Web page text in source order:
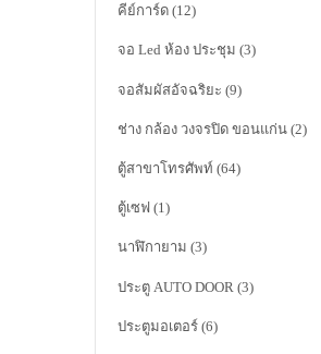
คีย์การ์ด (12)
จอ Led ห้อง ประชุม (3)
จอสัมผัสอัจฉริยะ (9)
ช่าง กล้อง วงจรปิด ขอนแก่น (2)
ตู้สาขาโทรศัพท์ (64)
ตู้เซฟ (1)
นาฬิกายาม (3)
ประตู AUTO DOOR (3)
ประตูมอเตอร์ (6)